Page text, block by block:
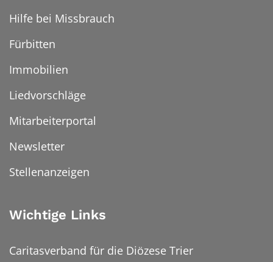
Hilfe bei Missbrauch
Fürbitten
Immobilien
Liedvorschläge
Mitarbeiterportal
Newsletter
Stellenanzeigen
Wichtige Links
Caritasverband für die Diözese Trier